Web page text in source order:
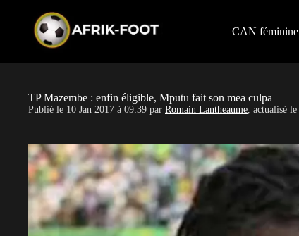
CAN féminine
TP Mazembe : enfin éligible, Mputu fait son mea culpa
Publié le 10 Jan 2017 à 09:39 par Romain Lantheaume, actualisé le